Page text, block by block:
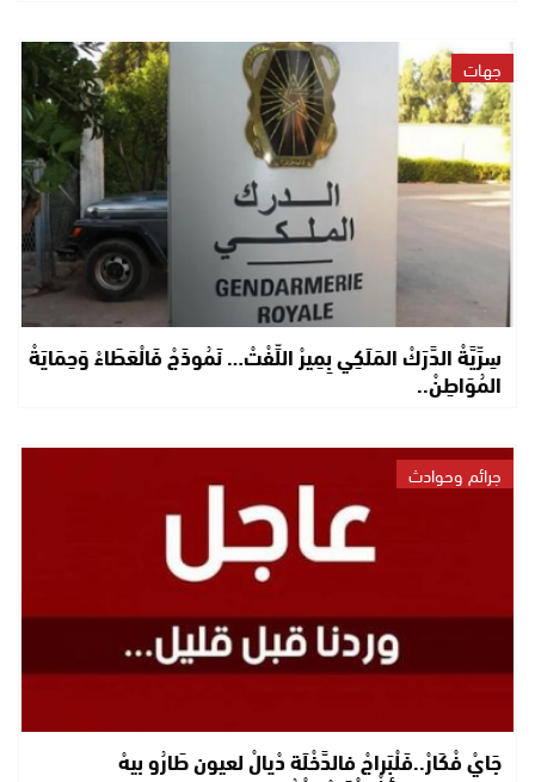
جهات
سِرِّيَّةْ الدَّرَكْ المَلَكِي بِمِيرْ اللِّفْتْ… نَمُوذَجْ فَالْعَطَاءْ وَحِمَايَةْ
المُوَاطِنْ..
جرائم وحوادث
جَايْ فْكَارْ..فَلْبَراجْ فالدَّخْلَة دْيالْ لعيون طَارُو بيهْ